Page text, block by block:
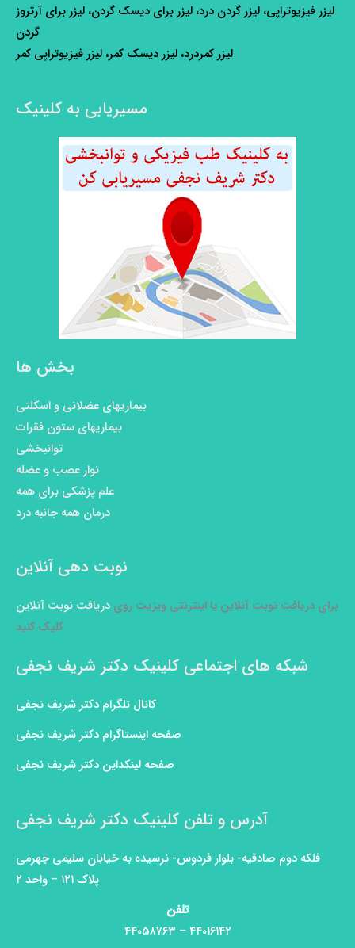
لیزر فیزیوتراپی، لیزر گردن درد، لیزر برای دیسک گردن، لیزر برای آرتروز
گردن
لیزر کمردرد، لیزر دیسک کمر، لیزر فیزیوتراپی کمر
مسیریابی به کلینیک
بخش ها
بیماریهای عضلانی و اسکلتی
بیماریهای ستون فقرات
توانبخشی
نوار عصب و عضله
علم پزشکی برای همه
درمان همه جانبه درد
نوبت دهی آنلاین
برای دریافت نوبت آنلاین یا اینترنتی ویزیت روی دریافت نوبت آنلاین
کلیک کنید
شبکه های اجتماعی کلینیک دکتر شریف نجفی
کانال تلگرام دکتر شریف نجفی
صفحه اینستاگرام دکتر شریف نجفی
صفحه لینکداین دکتر شریف نجفی
آدرس و تلفن کلینیک دکتر شریف نجفی
فلکه دوم صادقیه- بلوار فردوس- نرسیده به خیابان سلیمی جهرمی
پلاک ۱۲۱ – واحد ۲
تلفن
۴۴۰۱۶۱۴۲ – ۴۴۰۵۸۷۶۳